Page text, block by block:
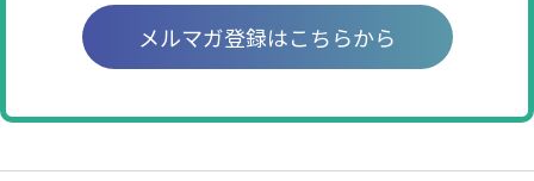
メルマガ登録はこちらから